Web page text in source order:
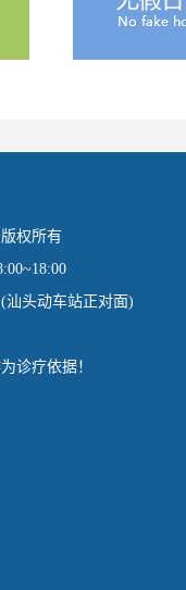
权所有
汕头动车站正对面)
诊疗依据！